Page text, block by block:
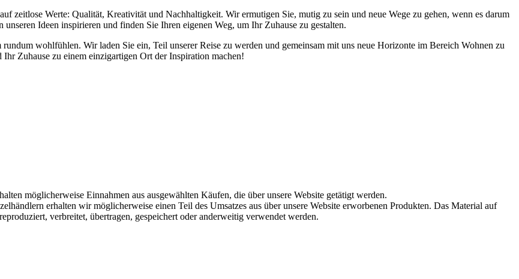
zeitlose Werte: Qualität, Kreativität und Nachhaltigkeit. Wir ermutigen Sie, mutig zu sein und neue Wege zu gehen, wenn es darum
Ideen inspirieren und finden Sie Ihren eigenen Weg, um Ihr Zuhause zu gestalten.
wohlfühlen. Wir laden Sie ein, Teil unserer Reise zu werden und gemeinsam mit uns neue Horizonte im Bereich Wohnen zu
Zuhause zu einem einzigartigen Ort der Inspiration machen!
möglicherweise Einnahmen aus ausgewählten Käufen, die über unsere Website getätigt werden.
erhalten wir möglicherweise einen Teil des Umsatzes aus über unsere Website erworbenen Produkten. Das Material auf
verbreitet, übertragen, gespeichert oder anderweitig verwendet werden.